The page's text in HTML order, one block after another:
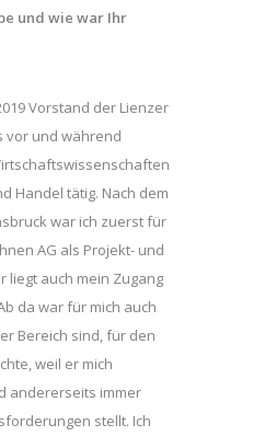
und wie war Ihr
Vorstand der Lienzer
vor und während
Handel tätig. Nach dem
war ich zuerst für
AG als Projekt- und
liegt auch mein Zugang
da war für mich auch
Bereich sind, für den
weil er mich
andererseits immer
stellt. Ich